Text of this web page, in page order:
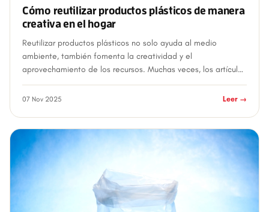
Cómo reutilizar productos plásticos de manera
creativa en el hogar
Reutilizar productos plásticos no solo ayuda al medio
ambiente, también fomenta la creatividad y el
aprovechamiento de los recursos. Muchas veces, los artículos
de plástico que ya cumplieron su funció...
07 Nov 2025 Leer →